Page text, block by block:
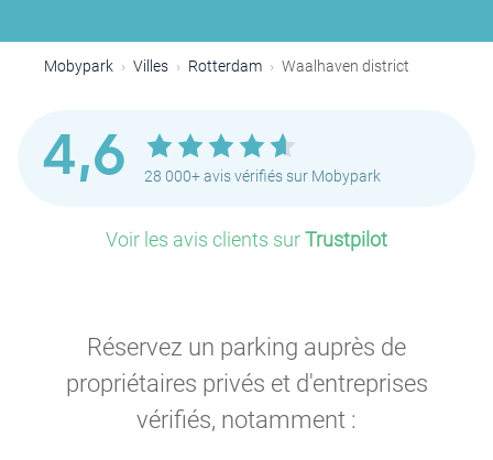
Mobypark Villes Rotterdam Waalhaven district
4,6 28 000+ avis vérifiés sur Mobypark
Voir les avis clients surTrustpilot
Réservez un parking auprès de
propriétaires privés et d'entreprises
vérifiés, notamment :